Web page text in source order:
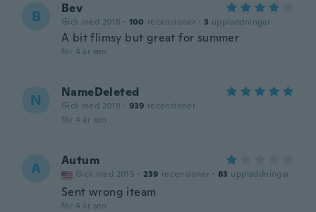
B Bev
Gick med 2018 · 100 recensioner · 3 uppladdningar
A bit flimsy but great for summer
för 4 år sen
N NameDeleted
Gick med 2019 · 939 recensioner
för 4 år sen
A Autum
Gick med 2015 · 239 recensioner · 83 uppladdningar
Sent wrong iteam
för 4 år sen